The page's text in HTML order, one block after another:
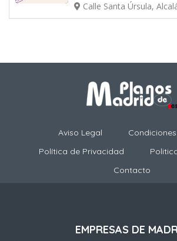
Calle Santa Úrsula,
Aviso Legal
Política de Privacidad
Contacto
EMPRESAS DE